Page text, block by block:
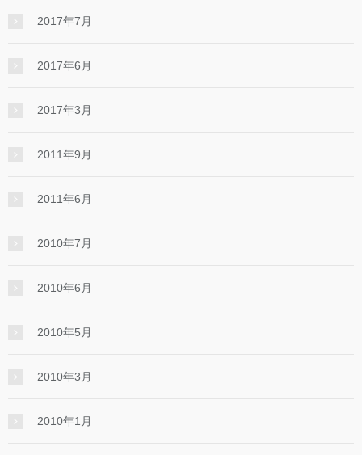
2017年7月
2017年6月
2017年3月
2011年9月
2011年6月
2010年7月
2010年6月
2010年5月
2010年3月
2010年1月